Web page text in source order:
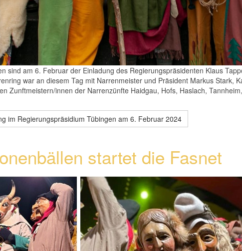
sind am 6. Februar der Einladung des Regierungspräsidenten Klaus
war an diesem Tag mit Narrenmeister und Präsident Markus Stark,
Zunftmeistern/innen der Narrenzünfte Haidgau, Hofs, Haslach,
im Regierungspräsidium Tübingen am 6. Februar 2024
startet die Fasnet